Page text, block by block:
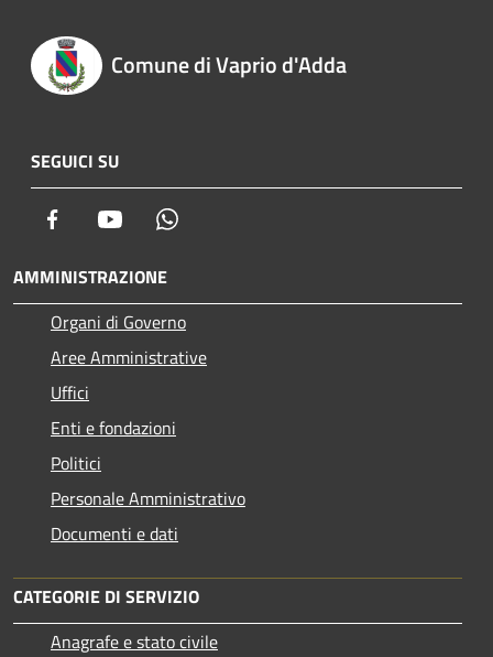
Comune di Vaprio d'Adda
SEGUICI SU
Facebook Youtube
AMMINISTRAZIONE
Organi di Governo
Aree Amministrative
Uffici
Enti e fondazioni
Politici
Personale Amministrativo
Documenti e dati
CATEGORIE DI SERVIZIO
Anagrafe e stato civile